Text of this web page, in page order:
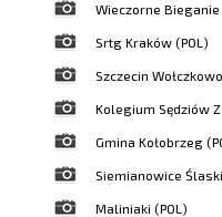
Wieczorne Bieganie
Srtg Kraków (POL)
Szczecin
Kolegium Sędziów
Gmina Kołobrzeg
Siemianowice
Maliniaki (POL)